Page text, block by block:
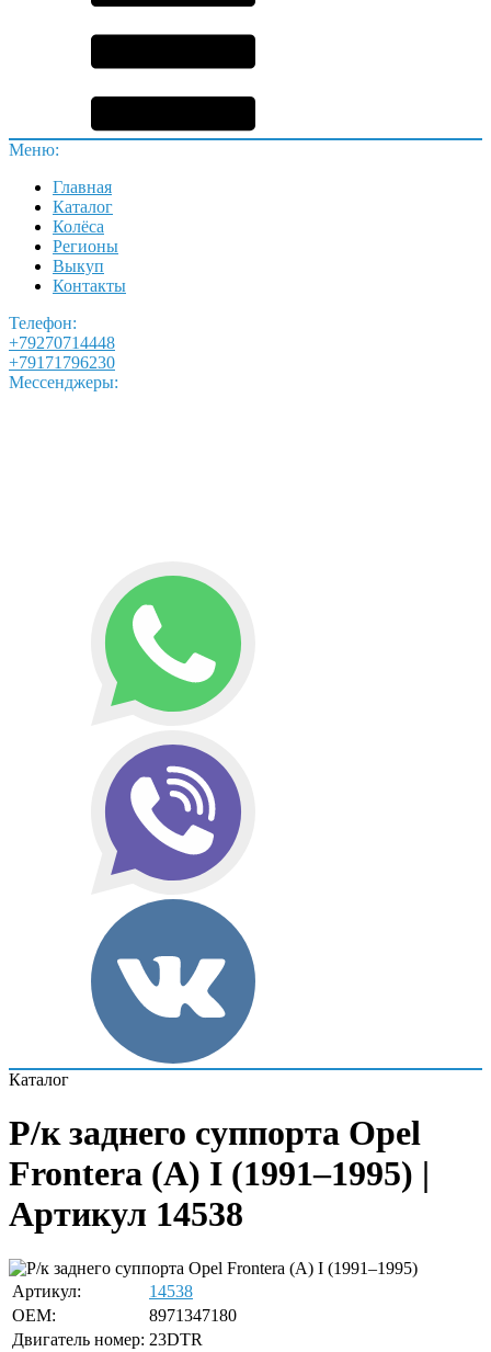
Меню:
Главная
Каталог
Колёса
Регионы
Выкуп
Контакты
Телефон:
+79270714448
+79171796230
Мессенджеры:
Каталог
Р/к заднего суппорта Opel
Frontera (A) I (1991–1995) |
Артикул 14538
Артикул:
14538
OEM:
8971347180
Двигатель номер: 23DTR